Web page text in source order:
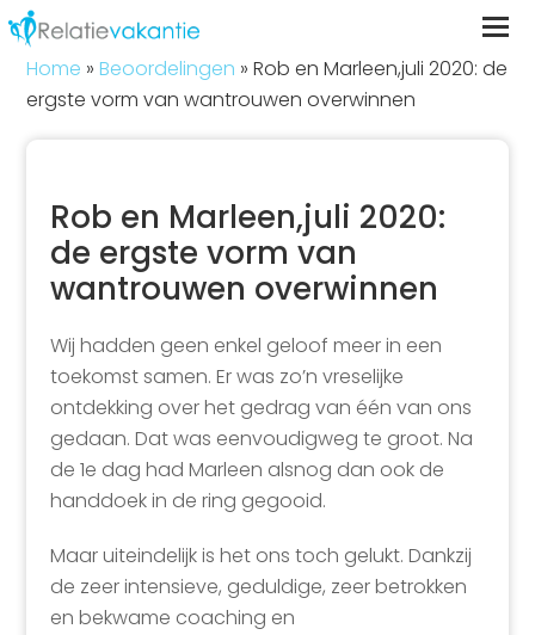
Home »Beoordelingen »Rob en Marleen,juli 2020: de
ergste vorm van wantrouwen overwinnen
Rob en Marleen,juli 2020:
de ergste vorm van
wantrouwen overwinnen
Wij hadden geen enkel geloof meer in een
toekomst samen. Er was zo’n vreselijke
ontdekking over het gedrag van één van ons
gedaan. Dat was eenvoudigweg te groot. Na
de 1e dag had Marleen alsnog dan ook de
handdoek in de ring gegooid.
Maar uiteindelijk is het ons toch gelukt. Dankzij
de zeer intensieve, geduldige, zeer betrokken
en bekwame coaching en